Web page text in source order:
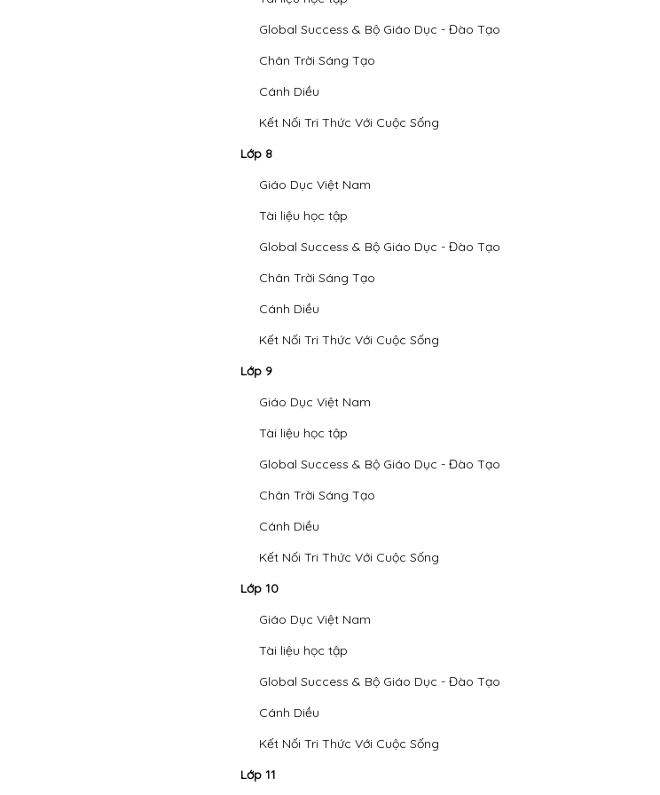
Global Success & Bộ Giáo Dục - Đào Tạo
Chân Trời Sáng Tạo
Cánh Diều
Kết Nối Tri Thức Với Cuộc Sống
Lớp 8
Giáo Dục Việt Nam
Tài liệu học tập
Global Success & Bộ Giáo Dục - Đào Tạo
Chân Trời Sáng Tạo
Cánh Diều
Kết Nối Tri Thức Với Cuộc Sống
Lớp 9
Giáo Dục Việt Nam
Tài liệu học tập
Global Success & Bộ Giáo Dục - Đào Tạo
Chân Trời Sáng Tạo
Cánh Diều
Kết Nối Tri Thức Với Cuộc Sống
Lớp 10
Giáo Dục Việt Nam
Tài liệu học tập
Global Success & Bộ Giáo Dục - Đào Tạo
Cánh Diều
Kết Nối Tri Thức Với Cuộc Sống
Lớp 11